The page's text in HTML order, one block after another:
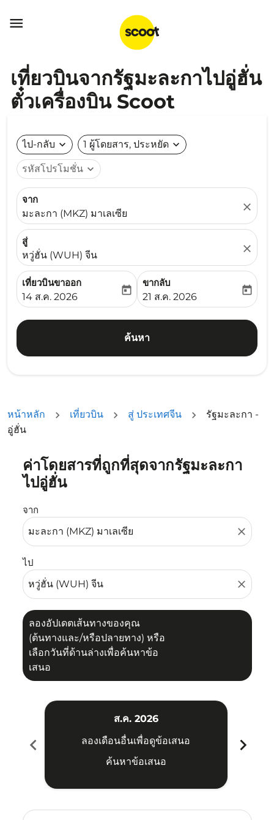

เที่ยวบินจากรัฐมะละกาไปอู่ฮั่น
ตั๋วเครื่องบิน Scoot
ไป-กลับ expand_more 1 ผู้โดยสาร, ประหยัด expand_more
รหัสโปรโมชั่น expand_more
จาก
มะละกา (MKZ) มาเลเซีย
close
สู่
หวู่ฮั่น (WUH) จีน
close
เที่ยวบินขาออก
fc-booking-departure-date-aria-label
14 ส.ค. 2026
today
ขากลับ
fc-booking-return-date-
21 ส.ค. 2026
today
ค้นหา
หน้าหลัก เที่ยวบิน สู่ ประเทศจีน
รัฐมะละกา -
อู่ฮั่น
ค่าโดยสารที่ถูกที่สุดจากรัฐมะละกา
ไปอู่ฮั่น
จาก
close
ไป
close
ลองอัปเดตเส้นทางของคุณ
(ต้นทางและ/หรือปลายทาง) หรือ
เลือกวันที่ด้านล่างเพื่อค้นหาข้อ
เสนอ
ลองอัปเดตเส้นทางของคุณ (ต้นทางและ/หรือปลายทาง) หรื
chevron_left
ส.ค. 2026
ลองเดือนอื่นเพื่อดูข้อเสนอ
ค้นหาข้อเสนอ
chevron_right